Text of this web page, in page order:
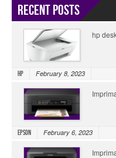
Recent Posts
hp
HP February 8, 2023
Epson February 6, 2023